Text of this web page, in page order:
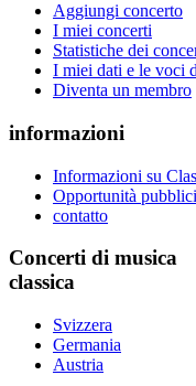
Aggiungi concerto
I miei concerti
Statistiche dei
I miei dati e le voci
Diventa un membro
informazioni
Informazioni su
Opportunità
contatto
Concerti di musica
classica
Svizzera
Germania
Austria